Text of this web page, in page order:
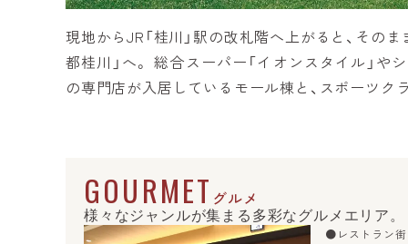
現地からJR「桂川」駅の改札階へ上がると、その
都桂川」へ。 総合スーパー「イオンスタイル」や
の専門店が入居しているモール棟と、スポーツ
GOURMET グルメ
様々なジャンルが集まる多彩なグルメエリア。
●レストラン街